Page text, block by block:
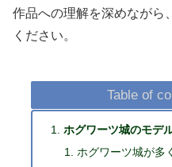
作品への理解を深めながら
ください。
Table of
ホグワーツ城のモデ
ホグワーツ城が多